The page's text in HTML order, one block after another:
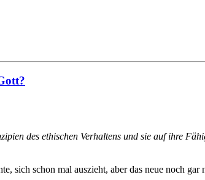
des ethischen Verhaltens und sie auf ihre
sich schon mal auszieht, aber das neue noch gar